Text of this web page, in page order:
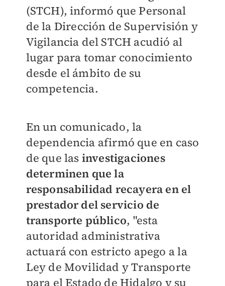
(STCH), informó que Personal
de la Dirección de Supervisión y
Vigilancia del STCH acudió al
lugar para tomar conocimiento
desde el ámbito de su
competencia.
En un comunicado, la
dependencia afirmó que en caso
de que las investigaciones
determinen que la
responsabilidad recayera en el
prestador del servicio de
transporte público, "esta
autoridad administrativa
actuará con estricto apego a la
Ley de Movilidad y Transporte
para el Estado de Hidalgo y su